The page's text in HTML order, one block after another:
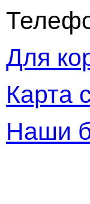
Для
Карта
Наши